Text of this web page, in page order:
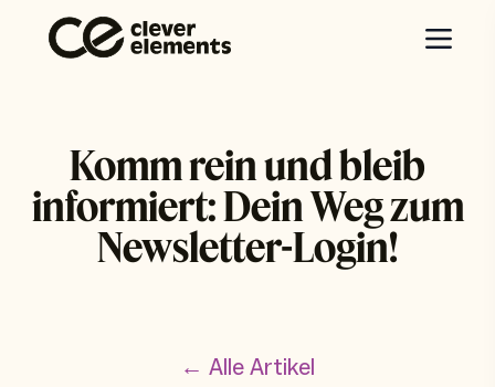
Komm rein und bleib
informiert: Dein Weg zum
Newsletter-Login!
← Alle Artikel